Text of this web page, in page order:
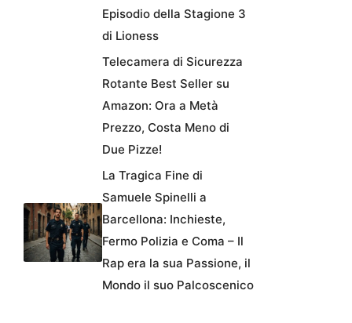
Episodio della Stagione 3
di Lioness
Telecamera di Sicurezza
Rotante Best Seller su
Amazon: Ora a Metà
Prezzo, Costa Meno di
Due Pizze!
La Tragica Fine di
Samuele Spinelli a
Barcellona: Inchieste,
Fermo Polizia e Coma – Il
Rap era la sua Passione, il
Mondo il suo Palcoscenico